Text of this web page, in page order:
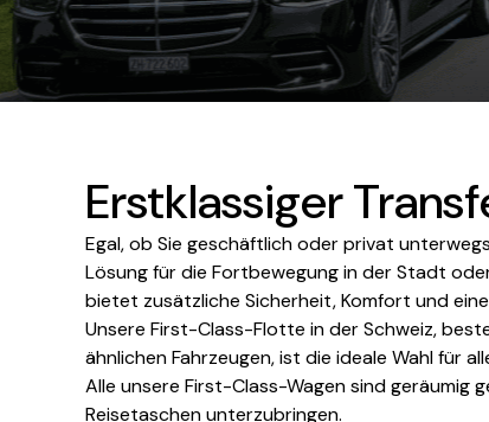
Erstklassiger
Egal, ob Sie geschäftlich oder privat
Lösung für die Fortbewegung in der Stadt
bietet zusätzliche Sicherheit, Komfort und
Unsere First-Class-Flotte in der Schweiz,
ähnlichen Fahrzeugen, ist die ideale Wahl für
Alle unsere First-Class-Wagen sind geräumig
Reisetaschen unterzubringen.